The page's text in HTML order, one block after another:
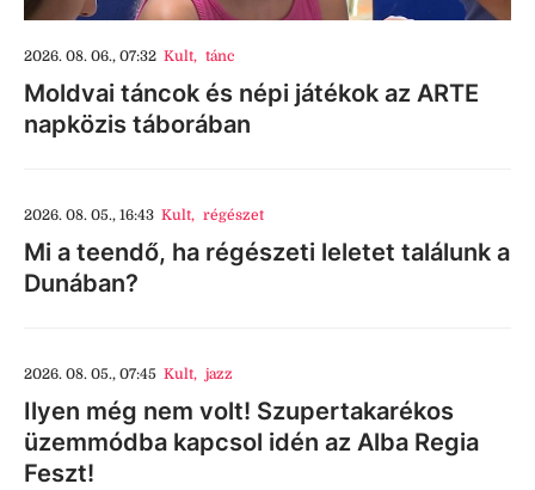
2026. 08. 06., 07:32 Kult, tánc
Moldvai táncok és népi játékok az ARTE
napközis táborában
2026. 08. 05., 16:43 Kult, régészet
Mi a teendő, ha régészeti leletet találunk a
Dunában?
2026. 08. 05., 07:45 Kult, jazz
Ilyen még nem volt! Szupertakarékos
üzemmódba kapcsol idén az Alba Regia
Feszt!